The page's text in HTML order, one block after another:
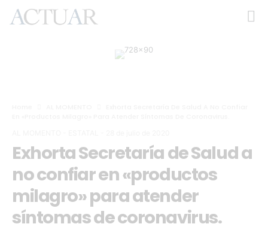
Exhorta Secretaría de Salud a
no confiar en «productos
milagro» para atender
síntomas de coronavirus.